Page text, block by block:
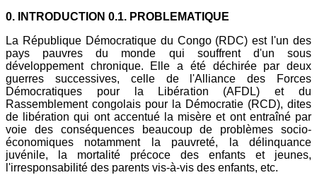
0. INTRODUCTION 0.1. PROBLEMATIQUE
La République Démocratique du Congo (RDC) est l'un des
pays pauvres du monde qui souffrent d'un sous
développement chronique. Elle a été déchirée par deux
guerres successives, celle de l'Alliance des Forces
Démocratiques pour la Libération (AFDL) et du
Rassemblement congolais pour la Démocratie (RCD), dites
de libération qui ont accentué la misère et ont entraîné par
voie des conséquences beaucoup de problèmes socio-
économiques notamment la pauvreté, la délinquance
juvénile, la mortalité précoce des enfants et jeunes,
l'irresponsabilité des parents vis-à-vis des enfants, etc.